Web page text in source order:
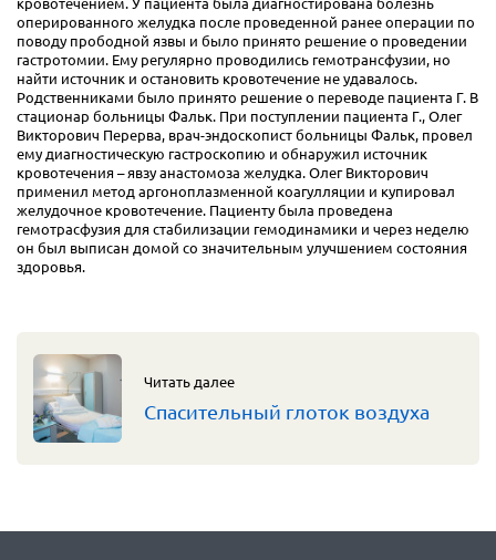
кровотечением. У пациента была диагностирована болезнь
оперированного желудка после проведенной ранее операции по
поводу прободной язвы и было принято решение о проведении
гастротомии. Ему регулярно проводились гемотрансфузии, но
найти источник и остановить кровотечение не удавалось.
Родственниками было принято решение о переводе пациента Г. В
стационар больницы Фальк. При поступлении пациента Г., Олег
Викторович Перерва, врач-эндоскопист больницы Фальк, провел
ему диагностическую гастроскопию и обнаружил источник
кровотечения – явзу анастомоза желудка. Олег Викторович
применил метод аргоноплазменной коагулляции и купировал
желудочное кровотечение. Пациенту была проведена
гемотрасфузия для стабилизации гемодинамики и через неделю
он был выписан домой со значительным улучшением состояния
здоровья.
Читать далее
Спасительный глоток воздуха